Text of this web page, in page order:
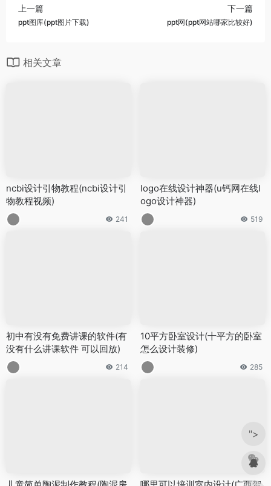
上一篇
ppt图库(ppt图片下载)
下一篇
ppt网(ppt网站哪家比较好)
相关文章
ncbi设计引物教程(ncbi设计引
物教程视频)
241
logo在线设计神器(u钙网在线l
ogo设计神器)
519
初中有没有免费讲课的软件(有
没有什么讲课软件 可以回放)
214
10平方卧室设计(十平方的卧室
怎么设计装修)
285
">